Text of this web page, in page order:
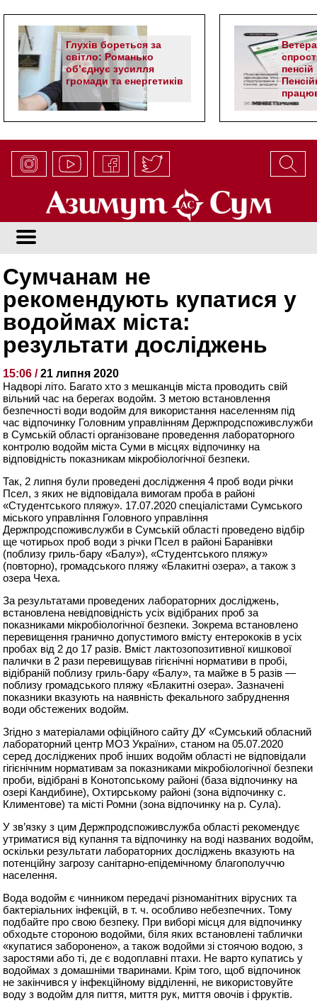
Глухів бореться за
світло: Романько
об’єднує зусилля
громади та енергетиків
Сумчанам не
рекомендують купатися у
водоймах міста:
результати досліджень
15:06 /21 липня 2020
Надворі літо. Багато хто з мешканців міста проводить свій
вільний час на берегах водойм. З метою встановлення
безпечності води водойм для використання населенням під
час відпочинку Головним управлінням Держпродспоживслужби
в Сумській області організоване проведення лабораторного
контролю водойм міста Суми в місцях відпочинку на
відповідність показникам мікробіологічної безпеки.
Так, 2 липня були проведені дослідження 4 проб води річки
Псел, з яких не відповідала вимогам проба в районі
«Студентського пляжу». 17.07.2020 спеціалістами Сумського
міського управління Головного управління
Держпродспоживслужби в Сумській області проведено відбір
ще чотирьох проб води з річки Псел в районі Баранівки
(поблизу гриль-бару «Балу»), «Студентського пляжу»
(повторно), громадського пляжу «Блакитні озера», а також з
озера Чеха.
За результатами проведених лабораторних досліджень,
встановлена невідповідність усіх відібраних проб за
показниками мікробіологічної безпеки. Зокрема встановлено
перевищення гранично допустимого вмісту ентерококів в усіх
пробах від 2 до 17 разів. Вміст лактозопозитивної кишкової
палички в 2 рази перевищував гігієнічні нормативи в пробі,
відібраній поблизу гриль-бару «Балу», та майже в 5 разів —
поблизу громадського пляжу «Блакитні озера». Зазначені
показники вказують на наявність фекального забруднення
води обстежених водойм.
Згідно з матеріалами офіційного сайту ДУ «Сумський обласний
лабораторний центр МОЗ України», станом на 05.07.2020
серед досліджених проб інших водойм області не відповідали
гігієнічним нормативам за показниками мікробіологічної безпеки
проби, відібрані в Конотопському районі (база відпочинку на
озері Кандибине), Охтирському районі (зона відпочинку с.
Климентове) та місті Ромни (зона відпочинку на р. Сула).
У зв’язку з цим Держпродспоживслужба області рекомендує
утриматися від купання та відпочинку на воді названих водойм,
оскільки результати лабораторних досліджень вказують на
потенційну загрозу санітарно-епідемічному благополуччю
населення.
Вода водойм є чинником передачі різноманітних вірусних та
бактеріальних інфекцій, в т. ч. особливо небезпечних. Тому
подбайте про свою безпеку. При виборі місця для відпочинку
обходьте стороною водойми, біля яких встановлені таблички
«купатися заборонено», а також водойми зі стоячою водою, з
заростями або ті, де є водоплавні птахи. Не варто купатись у
водоймах з домашніми тваринами. Крім того, щоб відпочинок
не закінчився у інфекційному відділенні, не використовуйте
воду з водойм для пиття, миття рук, миття овочів і фруктів.